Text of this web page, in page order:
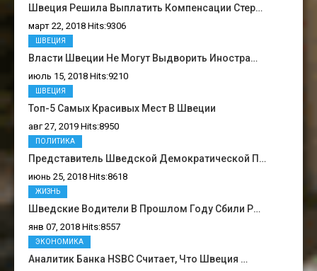
Швеция Решила Выплатить Компенсации Стер…
март 22, 2018 Hits:9306
Власти Швеции Не Могут Выдворить Иностра…
июль 15, 2018 Hits:9210
ШВЕЦИЯ
Топ-5 Самых Красивых Мест В Швеции
авг 27, 2019 Hits:8950
ШВЕЦИЯ
Представитель Шведской Демократической П…
июнь 25, 2018 Hits:8618
ПОЛИТИКА
Шведские Водители В Прошлом Году Сбили Р…
янв 07, 2018 Hits:8557
ЖИЗНЬ
Аналитик Банка HSBC Считает, Что Швеция …
ЭКОНОМИКА